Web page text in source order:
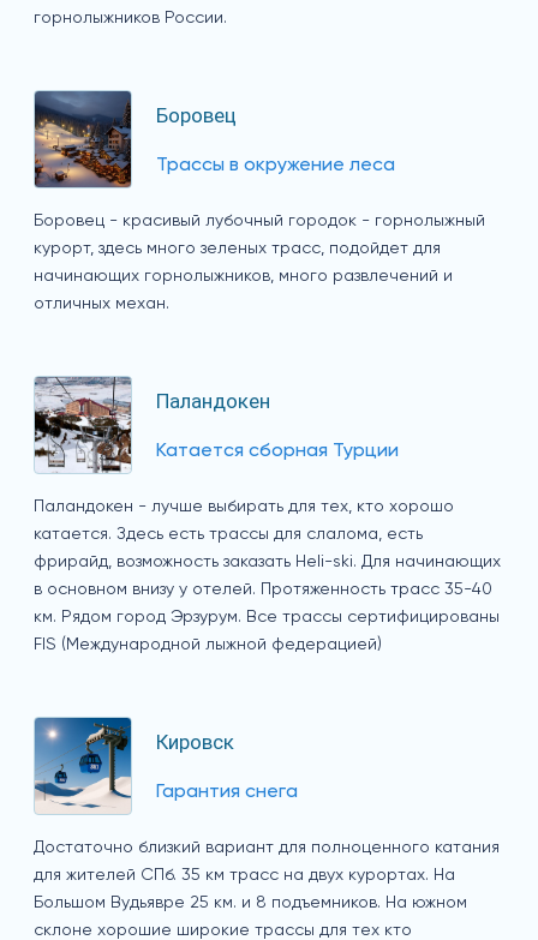
горнолыжников России.
Боровец
Трассы в окружение леса
Боровец - красивый лубочный городок - горнолыжный
курорт, здесь много зеленых трасс, подойдет для
начинающих горнолыжников, много развлечений и
отличных механ.
Паландокен
Катается сборная Турции
Паландокен - лучше выбирать для тех, кто хорошо
катается. Здесь есть трассы для слалома, есть
фрирайд, возможность заказать Heli-ski. Для начинающих
в основном внизу у отелей. Протяженность трасс 35-40
км. Рядом город Эрзурум. Все трассы сертифицированы
FIS (Международной лыжной федерацией)
Кировск
Гарантия снега
Достаточно близкий вариант для полноценного катания
для жителей СПб. 35 км трасс на двух курортах. На
Большом Вудьявре 25 км. и 8 подъемников. На южном
склоне хорошие широкие трассы для тех кто